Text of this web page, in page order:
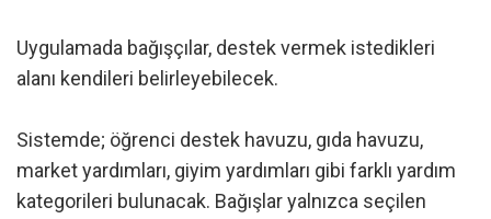
Uygulamada bağışçılar, destek vermek istedikleri
alanı kendileri belirleyebilecek.
Sistemde; öğrenci destek havuzu, gıda havuzu,
market yardımları, giyim yardımları gibi farklı yardım
kategorileri bulunacak. Bağışlar yalnızca seçilen